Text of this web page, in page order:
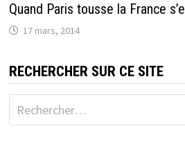
Quand Paris tousse la France
17 mars, 2014
RECHERCHER SUR CE SITE
Rechercher :